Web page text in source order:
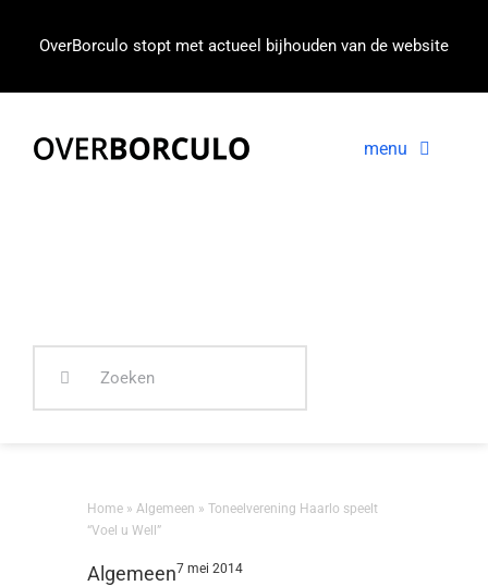
OverBorculo stopt met actueel bijhouden van de website
menu
Home »Algemeen »Toneelverening Haarlo speelt
“Voel u Well”
Algemeen7 mei 2014